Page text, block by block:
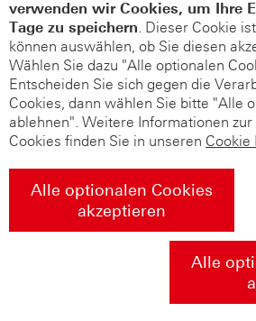
verwenden wir Cookies, um Ihre
Tage zu speichern. Dieser Cookie
können auswählen, ob Sie diesen
Wählen Sie dazu "Alle optionalen
Entscheiden Sie sich gegen die
Cookies, dann wählen Sie bitte "Alle
ablehnen". Weitere Informationen
Cookies finden Sie in unseren Cookie
Alle optionalen Cookies
akzeptieren
Alle